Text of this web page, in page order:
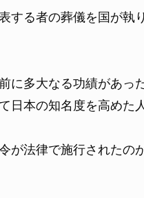
する者の葬儀を国が執
に多大なる功績があっ
日本の知名度を高めた
が法律で施行されたの